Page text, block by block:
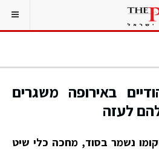
באירופה משגרים
לעזה
נשמר בסוד, מחכה כלי שיט